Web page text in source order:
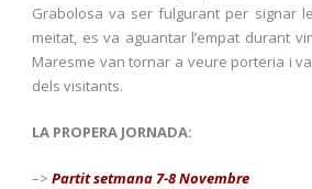
Grabolosa va ser fulgurant per signar
meitat, es va aguantar l’empat durant
Maresme van tornar a veure porteria i
dels visitants.
LA PROPERA JORNADA:
–> Partit setmana 7-8 Novembre